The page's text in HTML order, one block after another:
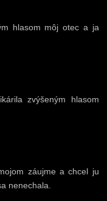
hlasom môj otec a ja
zvýšeným hlasom
záujme a chcel ju
nenechala.